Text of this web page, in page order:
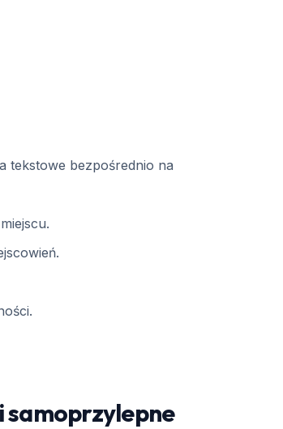
tekstowe bezpośrednio na